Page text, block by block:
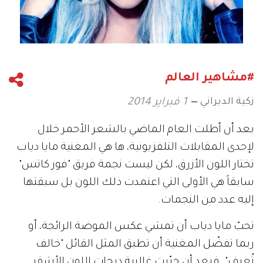
#مشاهير العالم
زكية الديراني 1 فبراير 2014
بعد أن أطلت العام الماضي بالشعر الأحمر خلال
لإحدى المقابلات التلفزيونية، ها هي المغنية مايا دياب
تختار اللون الأزرق، لكن ليست نجمة فريق "فور كاتس"
سابقاً هي الأولى التي اعتمدت ذلك اللون بل سبقتها
إليه عدد من النجمات.
تحبّ مايا دياب أن تمشي عكس الموضة الرائجة، أو
ربما تفضّل المغنية أن تطبق المثل القائل "خالف